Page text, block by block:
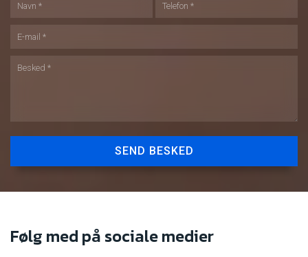
Følg med på sociale medier